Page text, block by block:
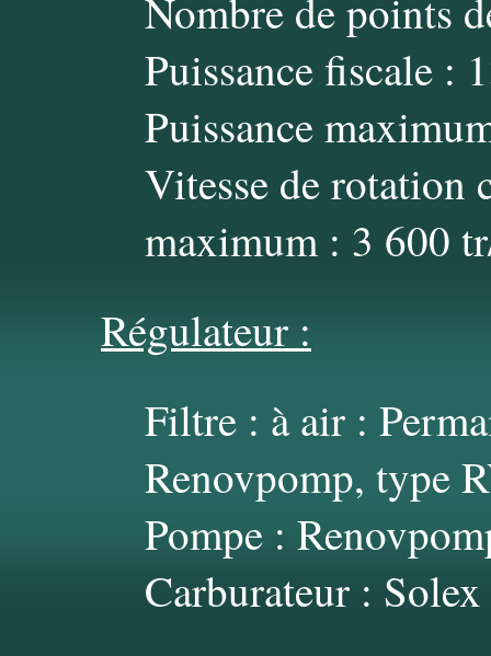
Nombre de points
Puissance fiscale :
Puissance
Vitesse de rotation
maximum : 3 600
Régulateur :
Filtre : à air :
Renovpomp, type
Pompe :
Carburateur :